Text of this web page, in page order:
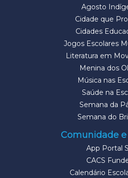
Agosto
Cidade que
Cidades
Jogos Escolares
Literatura em
Menina dos
Música nas
Saúde na
Semana da
Semana do
Comunidade
App Portal
CACS
Calendário